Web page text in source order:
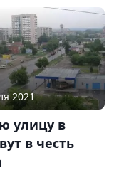
2021
улицу в
в честь